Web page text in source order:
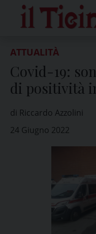
content
ATTUALITÀ
Covid-19:
di positività
di Riccardo Azzolini
24 Giugno 2022